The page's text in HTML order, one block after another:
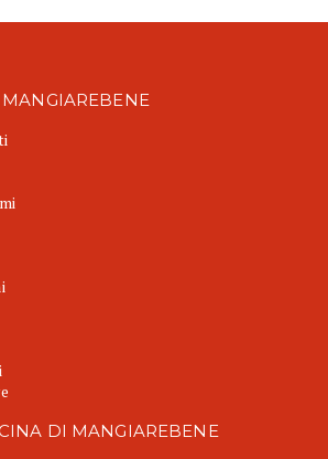
DI MANGIAREBENE